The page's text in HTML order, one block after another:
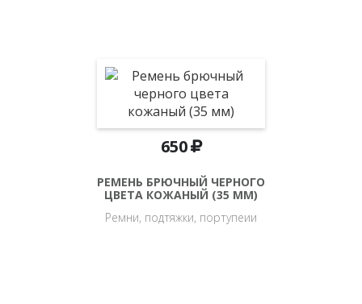
650
РЕМЕНЬ БРЮЧНЫЙ ЧЕРНОГО
ЦВЕТА КОЖАНЫЙ (35 ММ)
Ремни, подтяжки, портупеии